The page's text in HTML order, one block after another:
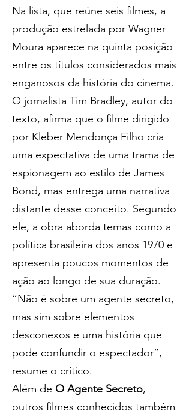
Na lista, que reúne seis filmes, a
produção estrelada por Wagner
Moura aparece na quinta posição
entre os títulos considerados mais
enganosos da história do cinema.
O jornalista Tim Bradley, autor do
texto, afirma que o filme dirigido
por Kleber Mendonça Filho cria
uma expectativa de uma trama de
espionagem ao estilo de James
Bond, mas entrega uma narrativa
distante desse conceito. Segundo
ele, a obra aborda temas como a
política brasileira dos anos 1970 e
apresenta poucos momentos de
ação ao longo de sua duração.
“Não é sobre um agente secreto,
mas sim sobre elementos
desconexos e uma história que
pode confundir o espectador”,
resume o crítico.
Além de O Agente Secreto,
outros filmes conhecidos também